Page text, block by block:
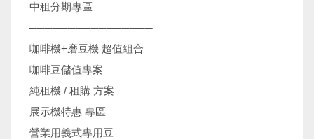
中租分期專區
────────────────
咖啡機+磨豆機 超值組合
咖啡豆儲值專案
純租機 / 租購 方案
展示機特惠 專區
營業用義式專用豆